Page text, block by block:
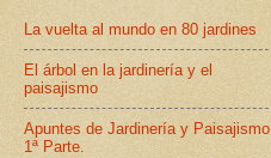
La vuelta al mundo en 80 jardines
El árbol en la jardinería y el
paisajismo
Apuntes de Jardinería y Paisajismo
1ª Parte.